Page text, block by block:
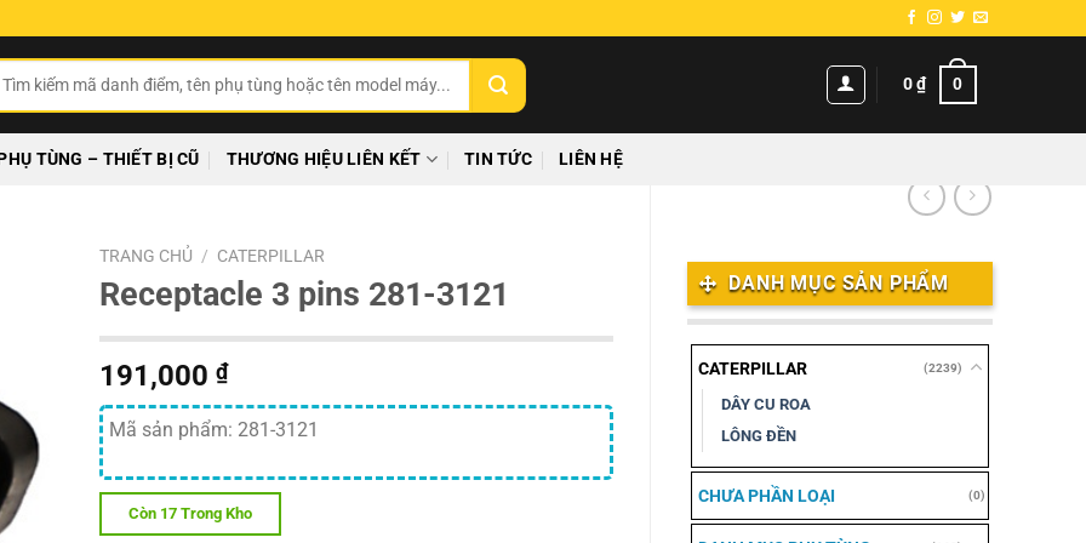
0₫ 0
TÙNG – THIẾT BỊ CŨ THƯƠNG HIỆU LIÊN KẾT TIN TỨC LIÊN HỆ
DANH MỤC SẢN PHẨM
CATERPILLAR (2239)
DÂY CU ROA
LÔNG ĐỀN
CHƯA PHẦN LOẠI (0)
TRANG CHỦ / CATERPILLAR
Receptacle 3 pins 281-3121
191,000₫
Mã sản phẩm: 281-3121
Còn 17 Trong Kho